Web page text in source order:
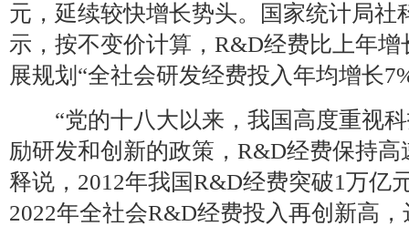
元，延续较快增长势头。国家统计局社
示，按不变价计算，R&D经费比上年增
展规划“全社会研发经费投入年均增长
“党的十八大以来，我国高度重视科
励研发和创新的政策，R&D经费保持
释说，2012年我国R&D经费突破1万亿
2022年全社会R&D经费投入再创新高